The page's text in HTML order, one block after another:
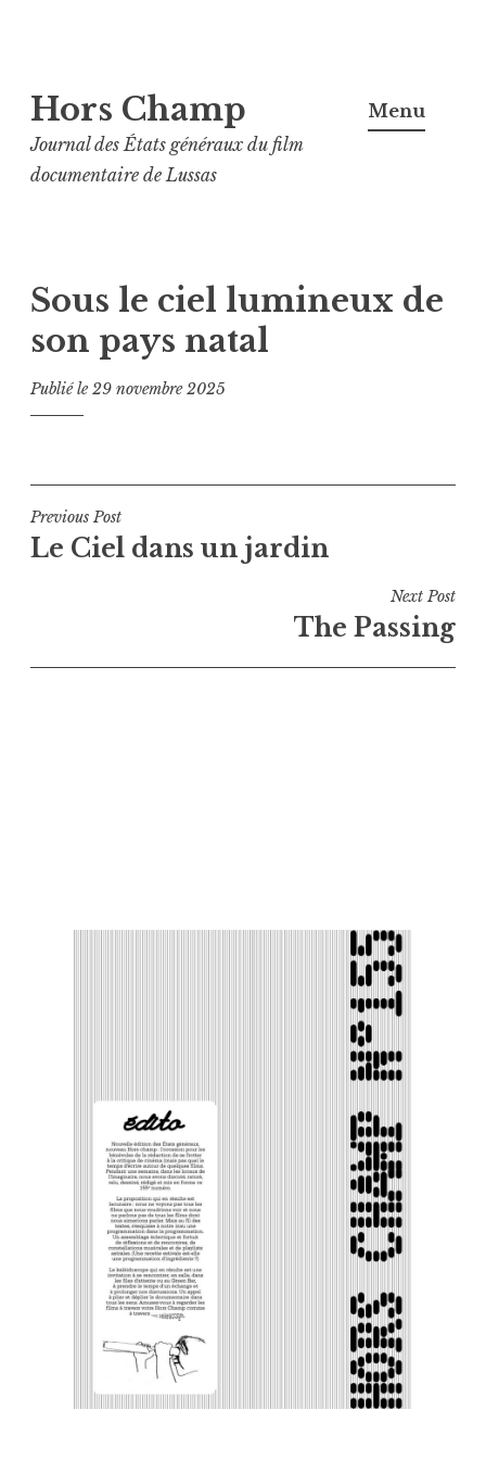
au
contenu
principal
Hors Champ
Journal des États généraux du film
documentaire de Lussas
Menu
Sous le ciel lumineux de
son pays natal
Publié le29 novembre 2025
Navigation
de
Previous Post
Le Ciel dans un jardin
Next Post
The Passing